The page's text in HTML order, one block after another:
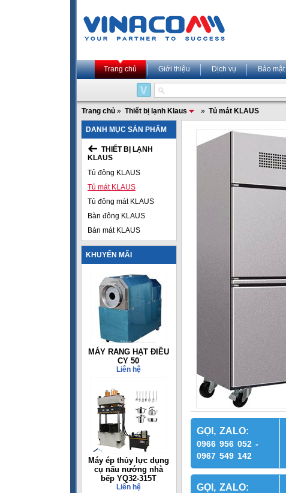
Trang chủ Giới thiệu Dịch vụ Bảo mật
Trang chủ » Thiết bị lạnh Klaus » Tủ mát KLAUS
DANH MỤC SẢN PHẨM
THIẾT BỊ LẠNH
KLAUS
Tủ đông KLAUS
Tủ mát KLAUS
Tủ đông mát KLAUS
Bàn đông KLAUS
Bàn mát KLAUS
KHUYẾN MÃI
MÁY RANG HẠT ĐIỀU
CY 50
Liên hệ
Máy ép thủy lực dụng
cụ nấu nướng nhà
bếp YQ32-315T
Liên hệ
GỌI, ZALO:
0966 956 052 -
0967 549 142
GỌI, ZALO: